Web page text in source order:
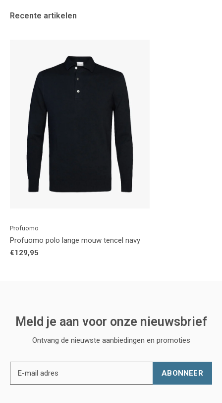
Recente artikelen
Profuomo
Profuomo polo lange mouw tencel navy
€129,95
Meld je aan voor onze nieuwsbrief
Ontvang de nieuwste aanbiedingen en promoties
ABONNEER